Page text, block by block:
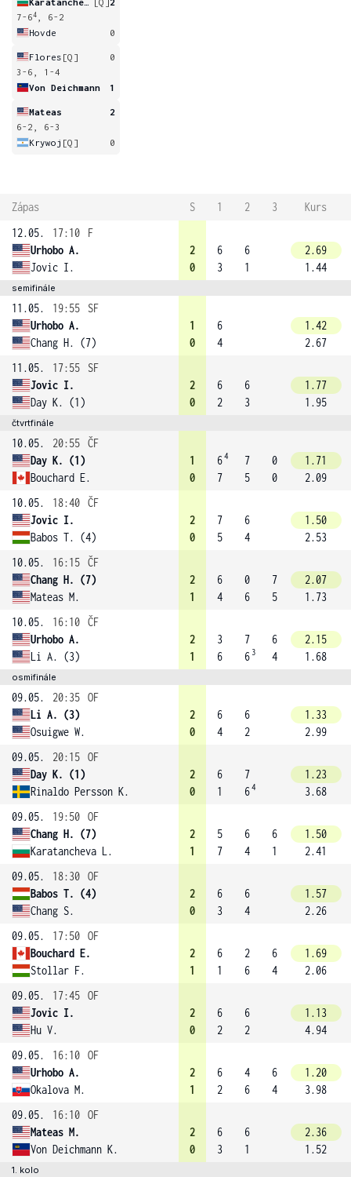
[Q] 2
7-64
, 6-2
Hovde
0
Flores [Q]
0
3-6, 1-4
Von Deichmann
1
Mateas
2
6-2, 6-3
Krywoj [Q] 0
Zápas S 1 2 3
Kurs
12.05.
17:10
F
Urhobo A.
Jovic I.
2
0
6
3
6
1
2.69
1.44
semifinále
11.05. 19:55
SF
Urhobo A.
Chang H. (7)
1
0
6
4
1.42
2.67
11.05.
17:55
SF
Jovic I.
Day K. (1)
2
0
6
2
6
3
1.77
1.95
čtvrtfinále
10.05. 20:55 ČF
Day K. (1)
Bouchard E.
1
0
64
7
7
5
0
0
1.71
2.09
10.05.
18:40 ČF
Jovic I.
Babos T. (4)
2
0
7
5
6
4
1.50
2.53
10.05.
16:15 ČF
Chang H. (7)
Mateas M.
2
1
6
4
0
6
7
5
2.07
1.73
10.05.
16:10 ČF
Urhobo A.
Li A. (3)
2
1
3
6
7
6 3
6
4
2.15
1.68
osmifinále
09.05. 20:35 OF
Li A. (3)
Osuigwe W.
2
0
6
4
6
2
1.33
2.99
09.05.
20:15 OF
Day K. (1)
Rinaldo Persson K.
2
0
6
1
7
64
1.23
3.68
09.05.
19:50 OF
Chang H. (7)
Karatancheva L.
2
1
5
7
6
4
6
1
1.50
2.41
09.05.
18:30 OF
Babos T. (4)
Chang S.
2
0
6
3
6
4
1.57
2.26
09.05.
17:50 OF
Bouchard E.
Stollar F.
2
1
6
1
2
6
6
4
1.69
2.06
09.05.
17:45 OF
Jovic I.
Hu V.
2
0
6
2
6
2
1.13
4.94
09.05.
16:10 OF
Urhobo A.
Okalova M.
2
1
6
2
4
6
6
4
1.20
3.98
09.05.
16:10 OF
Mateas M.
Von Deichmann K.
2
0
6
3
6
1
2.36
1.52
1. kolo